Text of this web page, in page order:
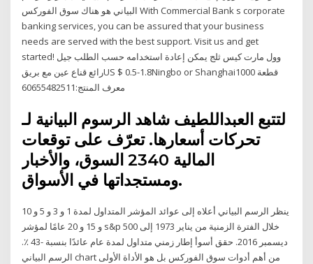
البياني هو هناك سوق الفوركس With Commercial Bank s corporate
banking services, you can be assured that your business
needs are served with the best support. Visit us and get
started! وول مارت كيس ثلج يمكن إعادة استخدامه حسب الطلب جيل
رائع قناع عين مع بريقUS $ 0.5-1.8Ningbo or Shanghai1000 قطعة
معرف المنتج:60655482511
شاهد الرسوم البيانية لـ ‎العبداللطيف‎ لتتبع
تحركات أسعارها. تعرّف على توقعات
السوق، والأخبار ‎2340‎ المالية
ومستجداتها في الأسواق.
ينظر الرسم البياني أعلاه إلى عوائد المؤشر المتداول لمدة 1 و 3 و 5 و 10
و 15 و 20 عامًا لمؤشر s&p 500 خلال الفترة الزمنية من يناير 1973 إلى
ديسمبر 2016. حقق أسوأ إطار زمني متداول لمدة عام عائدًا بنسبة -43 ٪.
الرسم البياني chart من أهم أدوات سوق الفوركس بل هو الأداة الأولى